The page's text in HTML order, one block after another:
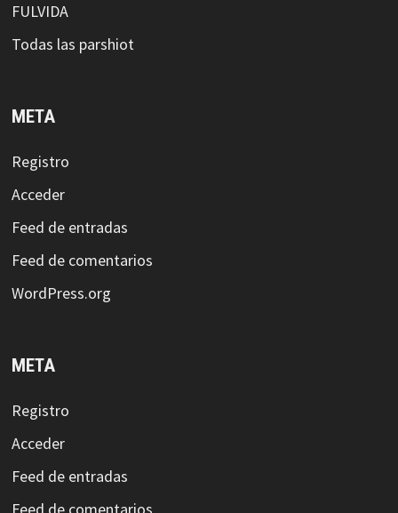
FULVIDA
Todas las parshiot
META
Registro
Acceder
Feed de entradas
Feed de comentarios
WordPress.org
META
Registro
Acceder
Feed de entradas